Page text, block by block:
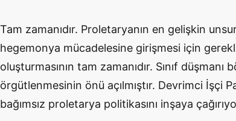
Tam zamanıdır. Proletaryanın en gelişkin
hegemonya mücadelesine girişmesi için
oluşturmasının tam zamanıdır. Sınıf düşmanı
örgütlenmesinin önü açılmıştır. Devrimci İşçi
bağımsız proletarya politikasını inşaya